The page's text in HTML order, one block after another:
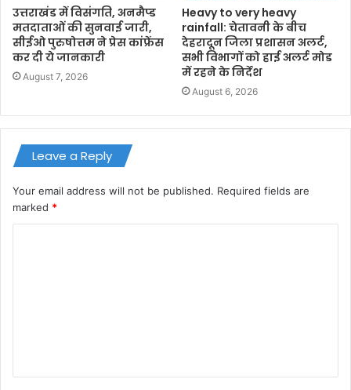
उत्तराखंड में विसंगति, अनमैप्ड
मतदाताओं की सुनवाई जारी,
सीईओ पुरुषोत्तम ने प्रेस कांफ्रेंस
कर दी ये जानकारी
August 7, 2026
Heavy to very heavy
rainfall: चेतावनी के बीच
देहरादून जिला प्रशासन अलर्ट,
सभी विभागों को हाई अलर्ट मोड
में रहने के निर्देश
August 6, 2026
Leave a Reply
Your email address will not be published. Required fields are
marked *
t